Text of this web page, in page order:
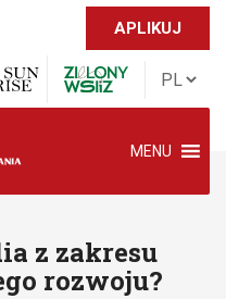
APLIKUJ
MENU
z zakresu
rozwoju?